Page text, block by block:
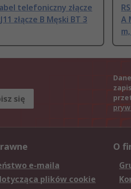
telefoniczny złącze
złącze B Męski BT 3
A
się
e-maila
plików cookie
O